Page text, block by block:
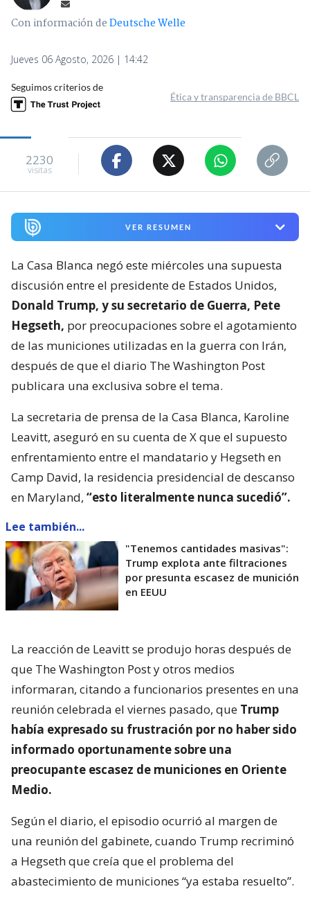
Con información deDeutsche Welle
Jueves 06 Agosto, 2026 | 14:42
Seguimos criterios de
Ética y transparencia de BBCL
2230
visitas
VER RESUMEN
La Casa Blanca negó este miércoles una supuesta
discusión entre el presidente de Estados Unidos,
Donald Trump, y su secretario de Guerra, Pete
Hegseth, por preocupaciones sobre el agotamiento
de las municiones utilizadas en la guerra con Irán,
después de que el diario The Washington Post
publicara una exclusiva sobre el tema.
La secretaria de prensa de la Casa Blanca, Karoline
Leavitt, aseguró en su cuenta de X que el supuesto
enfrentamiento entre el mandatario y Hegseth en
Camp David, la residencia presidencial de descanso
en Maryland, “esto literalmente nunca sucedió”.
Lee también...
"Tenemos cantidades masivas":
Trump explota ante filtraciones
por presunta escasez de munición
en EEUU
La reacción de Leavitt se produjo horas después de
que The Washington Post y otros medios
informaran, citando a funcionarios presentes en una
reunión celebrada el viernes pasado, que Trump
había expresado su frustración por no haber sido
informado oportunamente sobre una
preocupante escasez de municiones en Oriente
Medio.
Según el diario, el episodio ocurrió al margen de
una reunión del gabinete, cuando Trump recriminó
a Hegseth que creía que el problema del
abastecimiento de municiones “ya estaba resuelto”.